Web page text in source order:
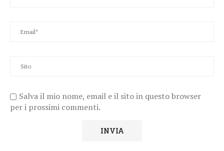
Salva il mio nome, email e il sito in questo browser
per i prossimi commenti.